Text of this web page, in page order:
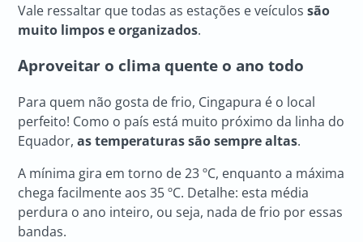
Vale ressaltar que todas as estações e veículossão
muito limpos e organizados.
Aproveitar o clima quente o ano todo
Para quem não gosta de frio, Cingapura é o local
perfeito! Como o país está muito próximo da linha do
Equador,as temperaturas são sempre altas.
A mínima gira em torno de 23 ºC, enquanto a máxima
chega facilmente aos 35 ºC. Detalhe: esta média
perdura o ano inteiro, ou seja, nada de frio por essas
bandas.